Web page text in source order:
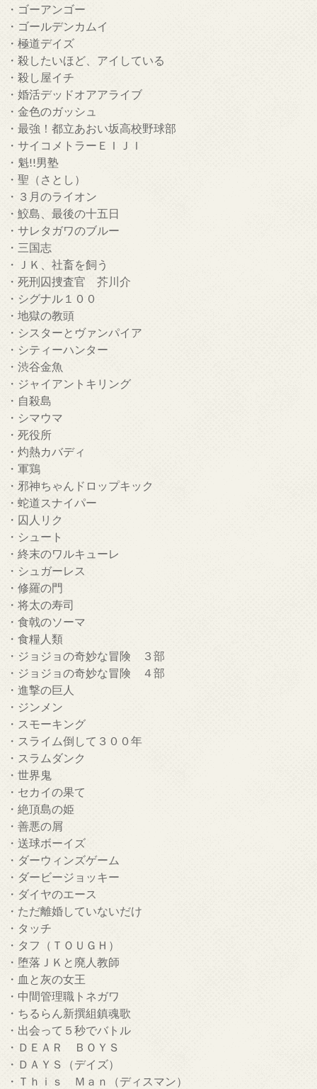
・ゴーアンゴー
・ゴールデンカムイ
・極道デイズ
・殺したいほど、アイしている
・殺し屋イチ
・婚活デッドオアアライブ
・金色のガッシュ
・最強！都立あおい坂高校野球部
・サイコメトラーＥＩＪＩ
・魁!!男塾
・聖（さとし）
・３月のライオン
・鮫島、最後の十五日
・サレタガワのブルー
・三国志
・ＪＫ、社畜を飼う
・死刑囚捜査官 芥川介
・シグナル１００
・地獄の教頭
・シスターとヴァンパイア
・シティーハンター
・渋谷金魚
・ジャイアントキリング
・自殺島
・シマウマ
・死役所
・灼熱カバディ
・軍鶏
・邪神ちゃんドロップキック
・蛇道スナイパー
・囚人リク
・シュート
・終末のワルキューレ
・シュガーレス
・修羅の門
・将太の寿司
・食戟のソーマ
・食糧人類
・ジョジョの奇妙な冒険 ３部
・ジョジョの奇妙な冒険 ４部
・進撃の巨人
・ジンメン
・スモーキング
・スライム倒して３００年
・スラムダンク
・世界鬼
・セカイの果て
・絶頂島の姫
・善悪の屑
・送球ボーイズ
・ダーウィンズゲーム
・ダービージョッキー
・ダイヤのエース
・ただ離婚していないだけ
・タッチ
・タフ（ＴＯＵＧＨ）
・堕落ＪＫと廃人教師
・血と灰の女王
・中間管理職トネガワ
・ちるらん新撰組鎮魂歌
・出会って５秒でバトル
・ＤＥＡＲ ＢＯＹＳ
・ＤＡＹＳ（デイズ）
・Ｔｈｉｓ Ｍａｎ（ディスマン）